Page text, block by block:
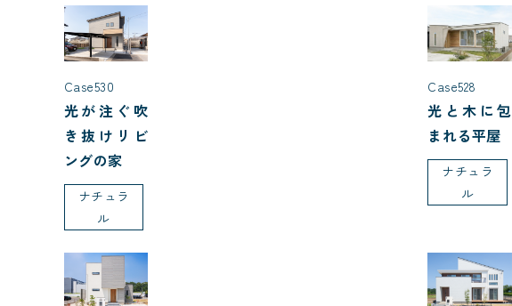
Case530
光が注ぐ吹
き抜けリビ
ングの家
ナチュラ
ル
Case528
光と木に包
まれる平屋
ナチュラ
ル